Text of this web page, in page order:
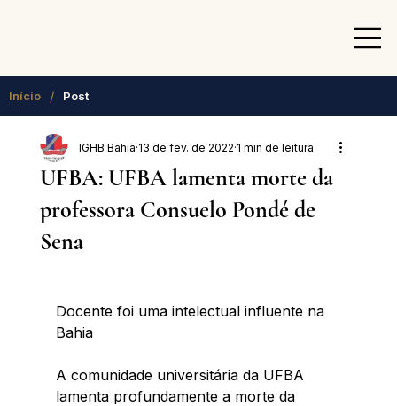
Início / Post
UFBA: UFBA lamenta morte da
professora Consuelo Pondé de
Sena
IGHB Bahia 13 de fev. de 2022 1 min de leitura
Docente foi uma intelectual influente na
Bahia
A comunidade universitária da UFBA
lamenta profundamente a morte da